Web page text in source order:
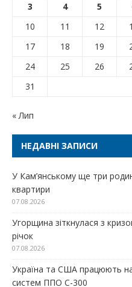
3
4 5
10
11 12
17
18 19
24
25 26
31
« Лип
НЕДАВНІ ЗАПИСИ
У Кам’янському ще три
квартири
07.08.2026
Угорщина зіткнулася з
річок
07.08.2026
Україна та США працюють
систем ППО С-300